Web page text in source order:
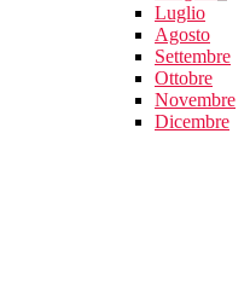
Luglio
Agosto
Settembre
Ottobre
Novembre
Dicembre